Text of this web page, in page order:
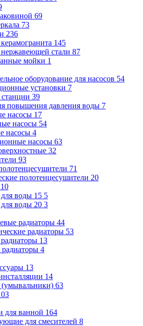
69
73
236
145
стали 87
мойки 1
оборудование для насосов 54
установки 7
39
повышения давления воды 7
насосы 17
насосы 54
насосы 4
насосы 63
32
93
71
полотенцесушители 20
10
воды 15 5
воды 20 3
радиаторы 44
радиаторы 53
13
4
13
14
63
для ванной 164
для смесителей 8